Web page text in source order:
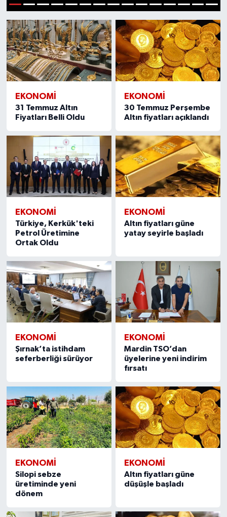
EKONOMI
31 Temmuz Altın
Fiyatları Belli Oldu
EKONOMI
30 Temmuz Perşembe
Altın fiyatları açıklandı
EKONOMI
Türkiye, Kerkük'teki
Petrol Üretimine
Ortak Oldu
EKONOMI
Altın fiyatları güne
yatay seyirle başladı
EKONOMI
Şırnak’ta istihdam
seferberliği sürüyor
EKONOMI
Mardin TSO’dan
üyelerine yeni indirim
fırsatı
EKONOMI
Silopi sebze
üretiminde yeni
dönem
EKONOMI
Altın fiyatları güne
düşüşle başladı
Siyaset
Spor
Teknoloji
Yazarlar